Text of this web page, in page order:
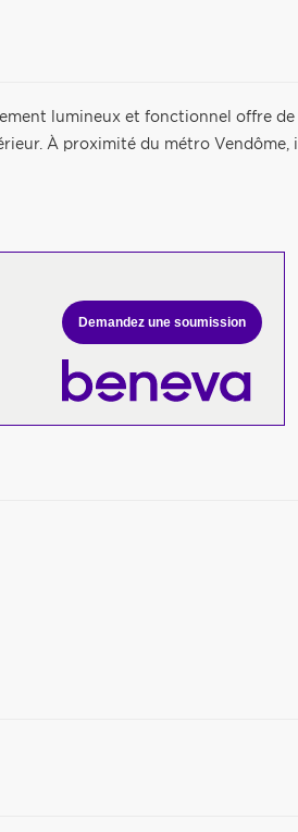
lumineux et fonctionnel offre de
À proximité du métro Vendôme, il
Demandez une soumission